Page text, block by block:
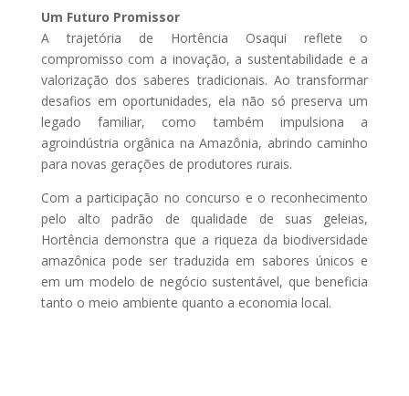
Um Futuro Promissor
A trajetória de Hortência Osaqui reflete o
compromisso com a inovação, a sustentabilidade e a
valorização dos saberes tradicionais. Ao transformar
desafios em oportunidades, ela não só preserva um
legado familiar, como também impulsiona a
agroindústria orgânica na Amazônia, abrindo caminho
para novas gerações de produtores rurais.
Com a participação no concurso e o reconhecimento
pelo alto padrão de qualidade de suas geleias,
Hortência demonstra que a riqueza da biodiversidade
amazônica pode ser traduzida em sabores únicos e
em um modelo de negócio sustentável, que beneficia
tanto o meio ambiente quanto a economia local.